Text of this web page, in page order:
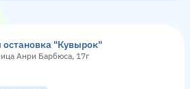
остановка "Кувырок"
Анри Барбюса, 17г